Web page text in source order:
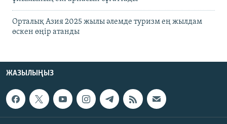
Орталық Азия 2025 жылы әлемде туризм ең жылдам
өскен өңір атанды
ЖАЗЫЛЫҢЫЗ